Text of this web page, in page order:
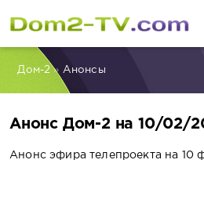
Дом-2» Анонсы
Анонс Дом-2 на 10/02/
Анонс эфира телепроекта на 10